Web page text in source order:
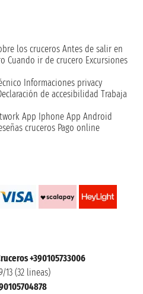
los cruceros Antes de salir en
Cuando ir de crucero Excursiones
Informaciones privacy
de accesibilidad Trabaja
App Iphone App Android
cruceros Pago online
+390105733006
13 (32 lineas)